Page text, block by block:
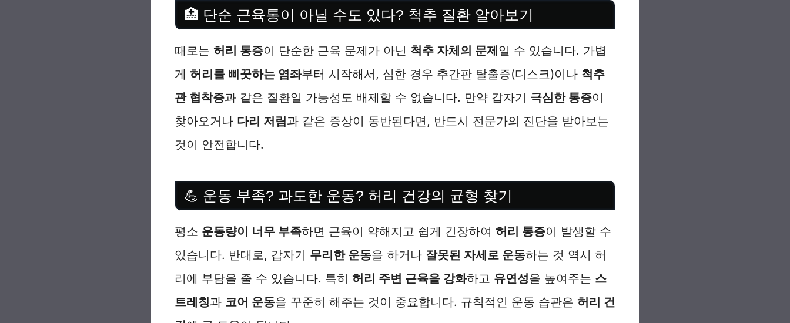
🏥 단순 근육통이 아닐 수도 있다? 척추 질환 알아보기
때로는 허리 통증이 단순한 근육 문제가 아닌 척추 자체의 문제일 수 있습니다. 가볍
게 허리를 삐끗하는 염좌부터 시작해서, 심한 경우 추간판 탈출증(디스크)이나 척추
관 협착증과 같은 질환일 가능성도 배제할 수 없습니다. 만약 갑자기 극심한 통증이
찾아오거나 다리 저림과 같은 증상이 동반된다면, 반드시 전문가의 진단을 받아보는
것이 안전합니다.
💪 운동 부족? 과도한 운동? 허리 건강의 균형 찾기
평소 운동량이 너무 부족하면 근육이 약해지고 쉽게 긴장하여 허리 통증이 발생할 수
있습니다. 반대로, 갑자기 무리한 운동을 하거나 잘못된 자세로 운동하는 것 역시 허
리에 부담을 줄 수 있습니다. 특히 허리 주변 근육을 강화하고 유연성을 높여주는 스
트레칭과 코어 운동을 꾸준히 해주는 것이 중요합니다. 규칙적인 운동 습관은 허리 건